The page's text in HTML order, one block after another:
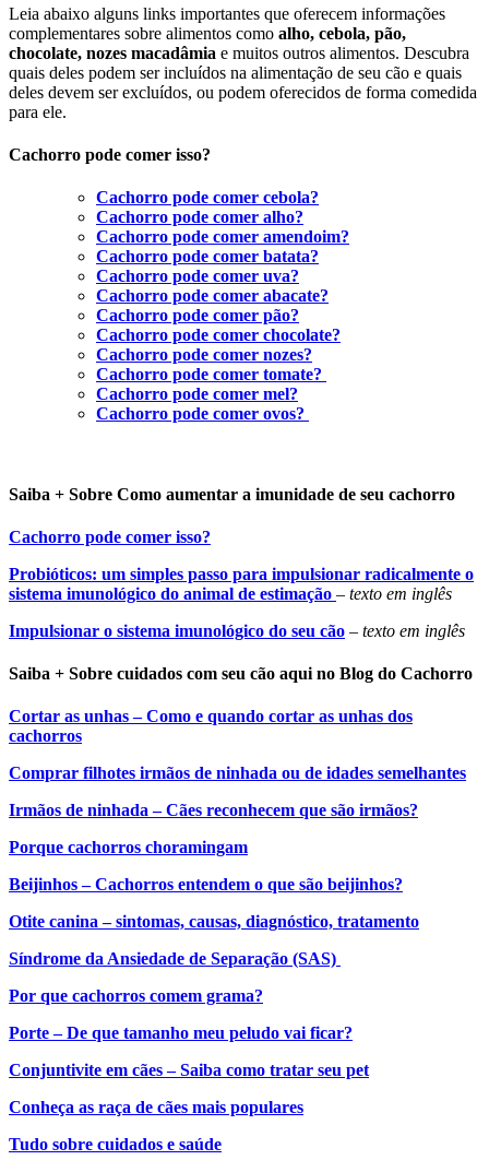
Leia abaixo alguns links importantes que oferecem informações
complementares sobre alimentos como alho, cebola, pão,
chocolate, nozes macadâmia e muitos outros alimentos. Descubra
quais deles podem ser incluídos na alimentação de seu cão e quais
deles devem ser excluídos, ou podem oferecidos de forma comedida
para ele.
Cachorro pode comer isso?
Cachorro pode comer cebola?
Cachorro pode comer alho?
Cachorro pode comer amendoim?
Cachorro pode comer batata?
Cachorro pode comer uva?
Cachorro pode comer abacate?
Cachorro pode comer pão?
Cachorro pode comer chocolate?
Cachorro pode comer nozes?
Cachorro pode comer tomate?
Cachorro pode comer mel?
Cachorro pode comer ovos?
Saiba + Sobre Como aumentar a imunidade de seu cachorro
Cachorro pode comer isso?
Probióticos: um simples passo para impulsionar radicalmente o
sistema imunológico do animal de estimação – texto em inglês
Impulsionar o sistema imunológico do seu cão – texto em inglês
Saiba + Sobre cuidados com seu cão aqui no Blog do Cachorro
Cortar as unhas – Como e quando cortar as unhas dos
cachorros
Comprar filhotes irmãos de ninhada ou de idades semelhantes
Irmãos de ninhada – Cães reconhecem que são irmãos?
Porque cachorros choramingam
Beijinhos – Cachorros entendem o que são beijinhos?
Otite canina – sintomas, causas, diagnóstico, tratamento
Síndrome da Ansiedade de Separação (SAS)
Por que cachorros comem grama?
Porte – De que tamanho meu peludo vai ficar?
Conjuntivite em cães – Saiba como tratar seu pet
Conheça as raça de cães mais populares
Tudo sobre cuidados e saúde